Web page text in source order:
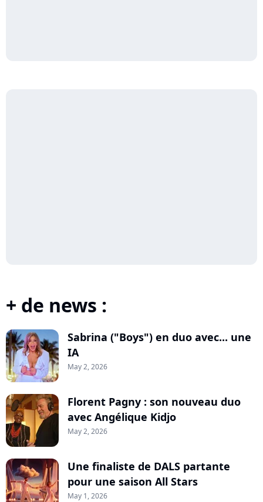
+ de news :
Sabrina ("Boys") en duo avec... une
IA
May 2, 2026
Florent Pagny : son nouveau duo
avec Angélique Kidjo
May 2, 2026
Une finaliste de DALS partante
pour une saison All Stars
May 1, 2026